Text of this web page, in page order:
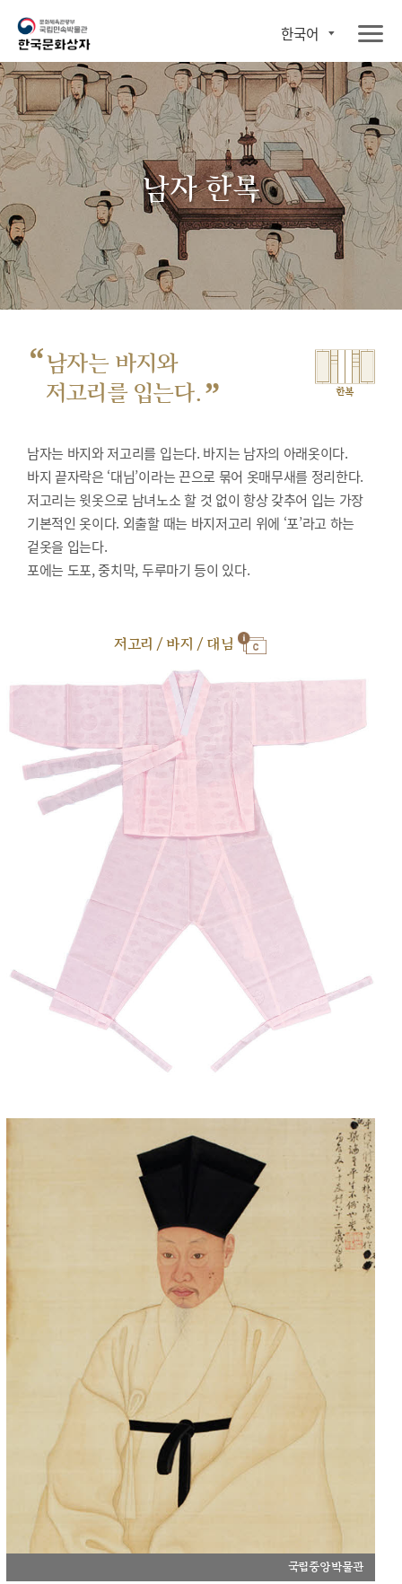
한국어
남자 한복
“남자는 바지와
저고리를 입는다. ” 한복
남자는 바지와 저고리를 입는다. 바지는 남자의 아래옷이다.
바지 끝자락은 ‘대님’이라는 끈으로 묶어 옷매무새를 정리한다.
저고리는 윗옷으로 남녀노소 할 것 없이 항상 갖추어 입는 가장
기본적인 옷이다. 외출할 때는 바지저고리 위에 ‘포’라고 하는
겉옷을 입는다.
포에는 도포, 중치막, 두루마기 등이 있다.
저고리 / 바지 / 대님
국립중앙박물관